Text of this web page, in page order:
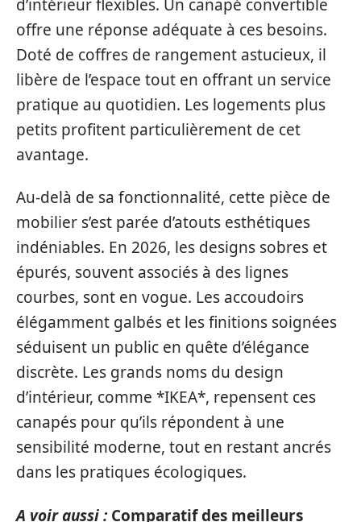
d’intérieur flexibles. Un canapé convertible
offre une réponse adéquate à ces besoins.
Doté de coffres de rangement astucieux, il
libère de l’espace tout en offrant un service
pratique au quotidien. Les logements plus
petits profitent particulièrement de cet
avantage.
Au-delà de sa fonctionnalité, cette pièce de
mobilier s’est parée d’atouts esthétiques
indéniables. En 2026, les designs sobres et
épurés, souvent associés à des lignes
courbes, sont en vogue. Les accoudoirs
élégamment galbés et les finitions soignées
séduisent un public en quête d’élégance
discrète. Les grands noms du design
d’intérieur, comme *IKEA*, repensent ces
canapés pour qu’ils répondent à une
sensibilité moderne, tout en restant ancrés
dans les pratiques écologiques.
A voir aussi : Comparatif des meilleurs